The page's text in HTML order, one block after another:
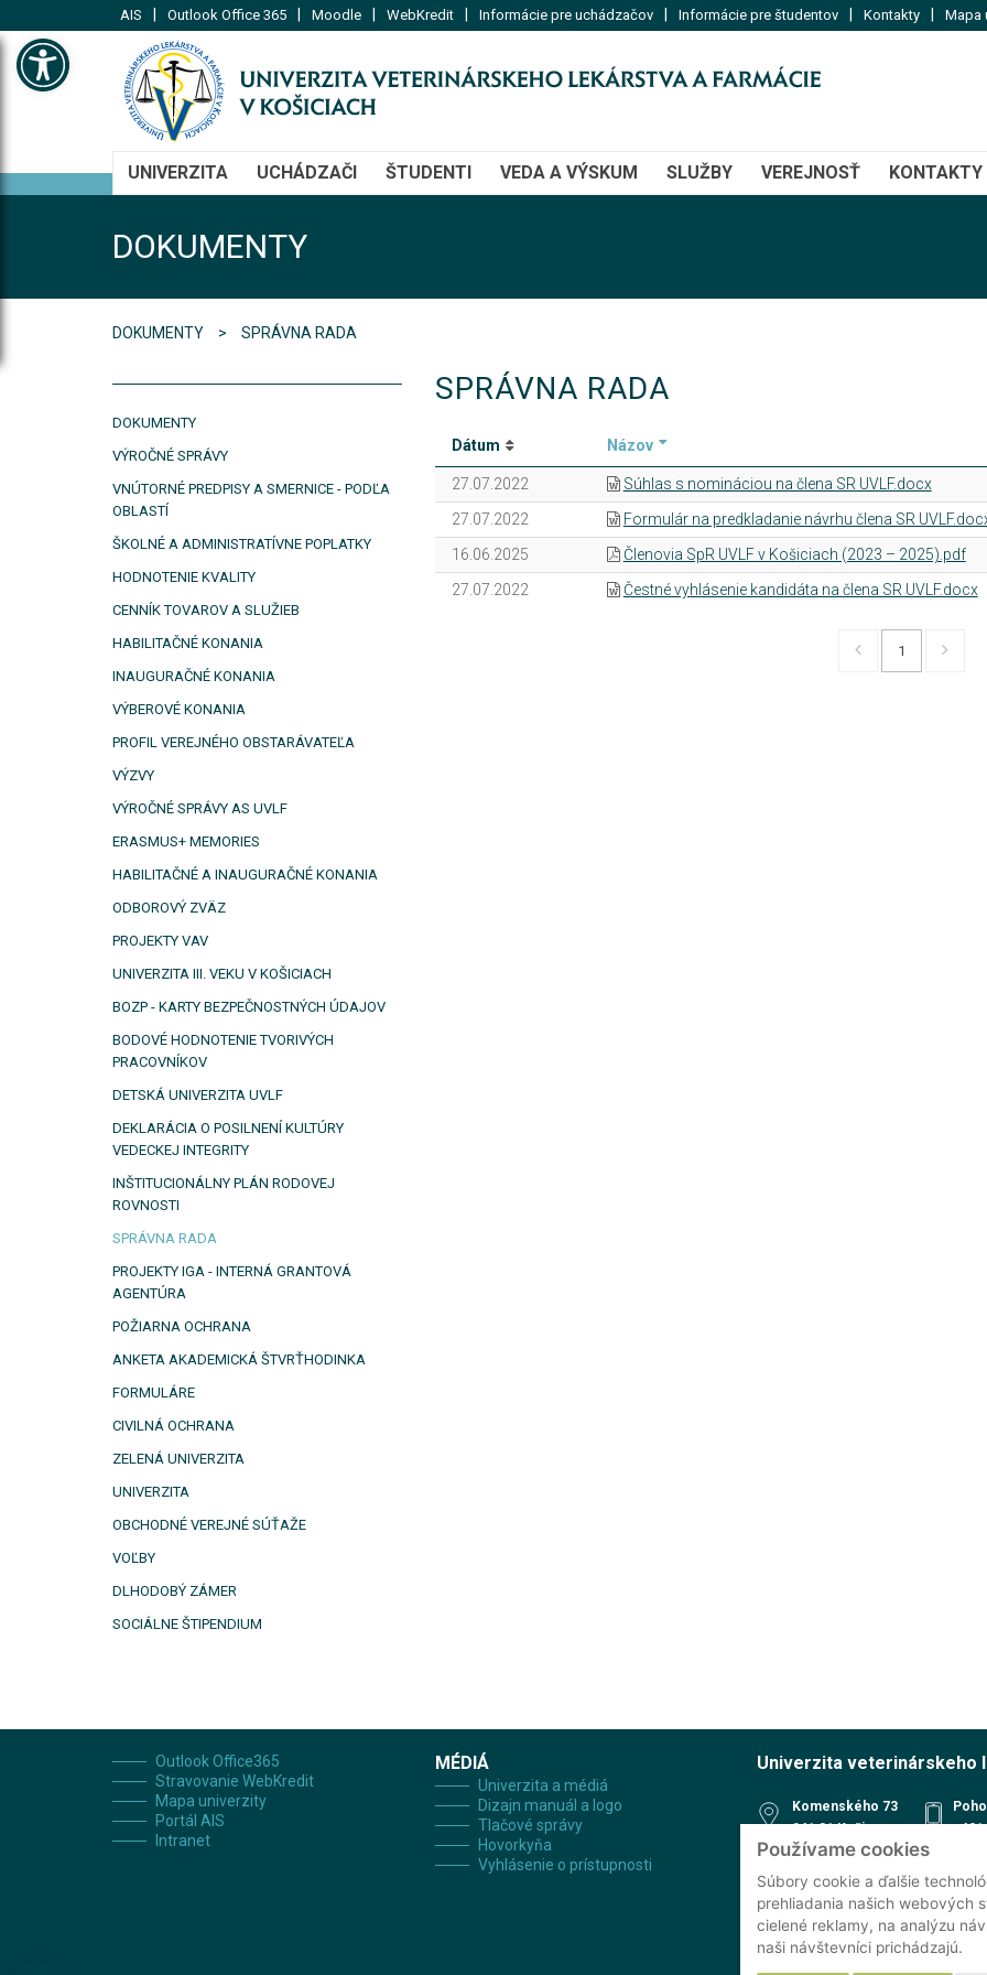
Open toolbar
Používame cookies
Súbory cookie a ďalšie
prehliadania našich webových
cielené reklamy, na analýzu
naši návštevníci prichádzajú.
AIS Outlook Office 365 Moodle WebKredit Informácie pre uchádzačov Informácie pre študentov Kontakty Mapa
UNIVERZITA UCHÁDZAČI ŠTUDENTI VEDA A VÝSKUM SLUŽBY VEREJNOSŤ KONTAKTY
DOKUMENTY
DOKUMENTY SPRÁVNA RADA
DOKUMENTY
VÝROČNÉ SPRÁVY
VNÚTORNÉ PREDPISY A SMERNICE - PODĽA
OBLASTÍ
ŠKOLNÉ A ADMINISTRATÍVNE POPLATKY
HODNOTENIE KVALITY
CENNÍK TOVAROV A SLUŽIEB
HABILITAČNÉ KONANIA
INAUGURAČNÉ KONANIA
VÝBEROVÉ KONANIA
PROFIL VEREJNÉHO OBSTARÁVATEĽA
VÝZVY
VÝROČNÉ SPRÁVY AS UVLF
ERASMUS+ MEMORIES
HABILITAČNÉ A INAUGURAČNÉ KONANIA
ODBOROVÝ ZVÄZ
PROJEKTY VAV
UNIVERZITA III. VEKU V KOŠICIACH
BOZP - KARTY BEZPEČNOSTNÝCH ÚDAJOV
BODOVÉ HODNOTENIE TVORIVÝCH
PRACOVNÍKOV
DETSKÁ UNIVERZITA UVLF
DEKLARÁCIA O POSILNENÍ KULTÚRY
VEDECKEJ INTEGRITY
INŠTITUCIONÁLNY PLÁN RODOVEJ
ROVNOSTI
SPRÁVNA RADA
PROJEKTY IGA - INTERNÁ GRANTOVÁ
AGENTÚRA
POŽIARNA OCHRANA
ANKETA AKADEMICKÁ ŠTVRŤHODINKA
FORMULÁRE
CIVILNÁ OCHRANA
ZELENÁ UNIVERZITA
UNIVERZITA
OBCHODNÉ VEREJNÉ SÚŤAŽE
VOĽBY
DLHODOBÝ ZÁMER
SOCIÁLNE ŠTIPENDIUM
SPRÁVNA RADA
Dátum Názov
27.07.2022
Súhlas s nomináciou na člena SR UVLF.docx
27.07.2022
Formulár na predkladanie návrhu člena SR
16.06.2025
Členovia SpR UVLF v Košiciach (2023 – 2025).pdf
27.07.2022
Čestné vyhlásenie kandidáta na člena SR UVLF.docx
1
Outlook Office365
Stravovanie WebKredit
Mapa univerzity
Portál AIS
Intranet
MÉDIÁ
Univerzita a médiá
Dizajn manuál a logo
Tlačové správy
Hovorkyňa
Vyhlásenie o prístupnosti
Univerzita veterinárskeho
Komenského 73
041 81 Košice
Slovenská republika
48°44'18.8"N
21°14'45.0"E
+421